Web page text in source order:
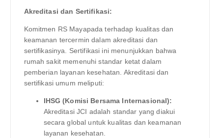
Akreditasi dan Sertifikasi:
Komitmen RS Mayapada terhadap kualitas dan
keamanan tercermin dalam akreditasi dan
sertifikasinya. Sertifikasi ini menunjukkan bahwa
rumah sakit memenuhi standar ketat dalam
pemberian layanan kesehatan. Akreditasi dan
sertifikasi umum meliputi:
IHSG (Komisi Bersama Internasional):
Akreditasi JCI adalah standar yang diakui
secara global untuk kualitas dan keamanan
layanan kesehatan.